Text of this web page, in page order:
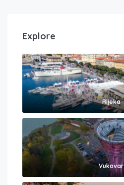
Explore
Rijeka
Vukovar